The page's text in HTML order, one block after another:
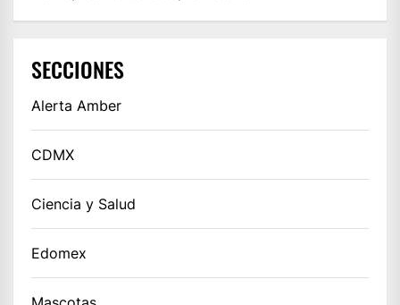
SECCIONES
Alerta Amber
CDMX
Ciencia y Salud
Edomex